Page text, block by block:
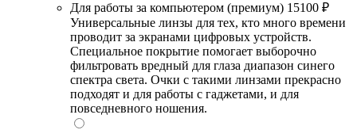
Для работы за компьютером (премиум) 15100 ₽
Универсальные линзы для тех, кто много времени
проводит за экранами цифровых устройств.
Специальное покрытие помогает выборочно
фильтровать вредный для глаза диапазон синего
спектра света. Очки с такими линзами прекрасно
подходят и для работы с гаджетами, и для
повседневного ношения.